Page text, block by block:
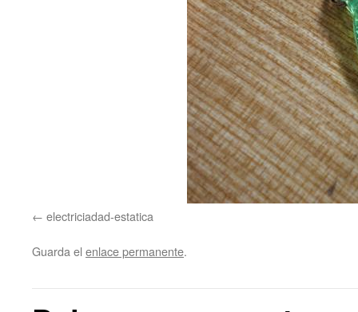
electriciadad-estatica
Guarda el enlace permanente.